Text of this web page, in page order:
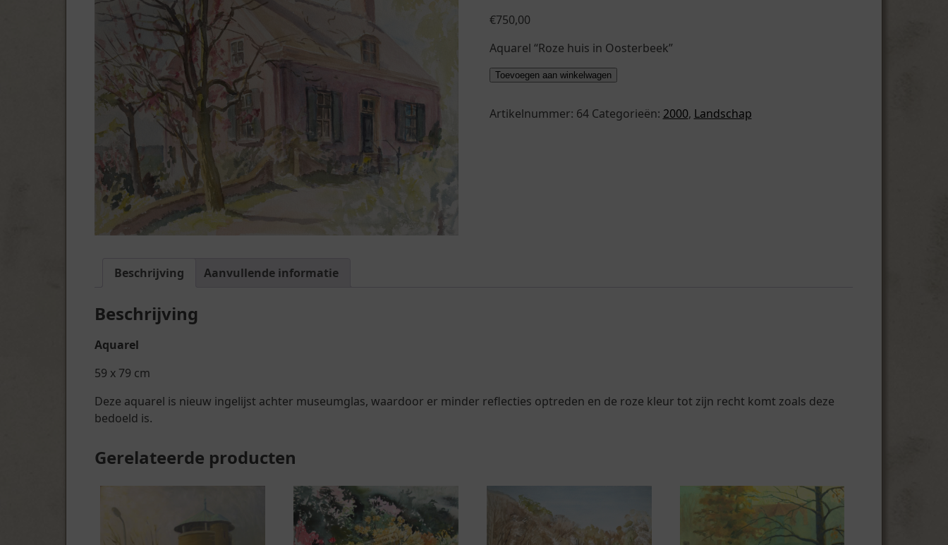
€750,00
Aquarel “Roze huis in Oosterbeek”
"Roze
in
Toevoegen aan winkelwagen
Artikelnummer: 64 Categorieën: 2000, Landschap
Beschrijving Aanvullende informatie
Beschrijving
Aquarel
59 x 79 cm
Deze aquarel is nieuw ingelijst achter museumglas, waardoor er minder reflecties optreden en de roze kleur tot zijn recht komt zoals deze
bedoeld is.
Gerelateerde producten